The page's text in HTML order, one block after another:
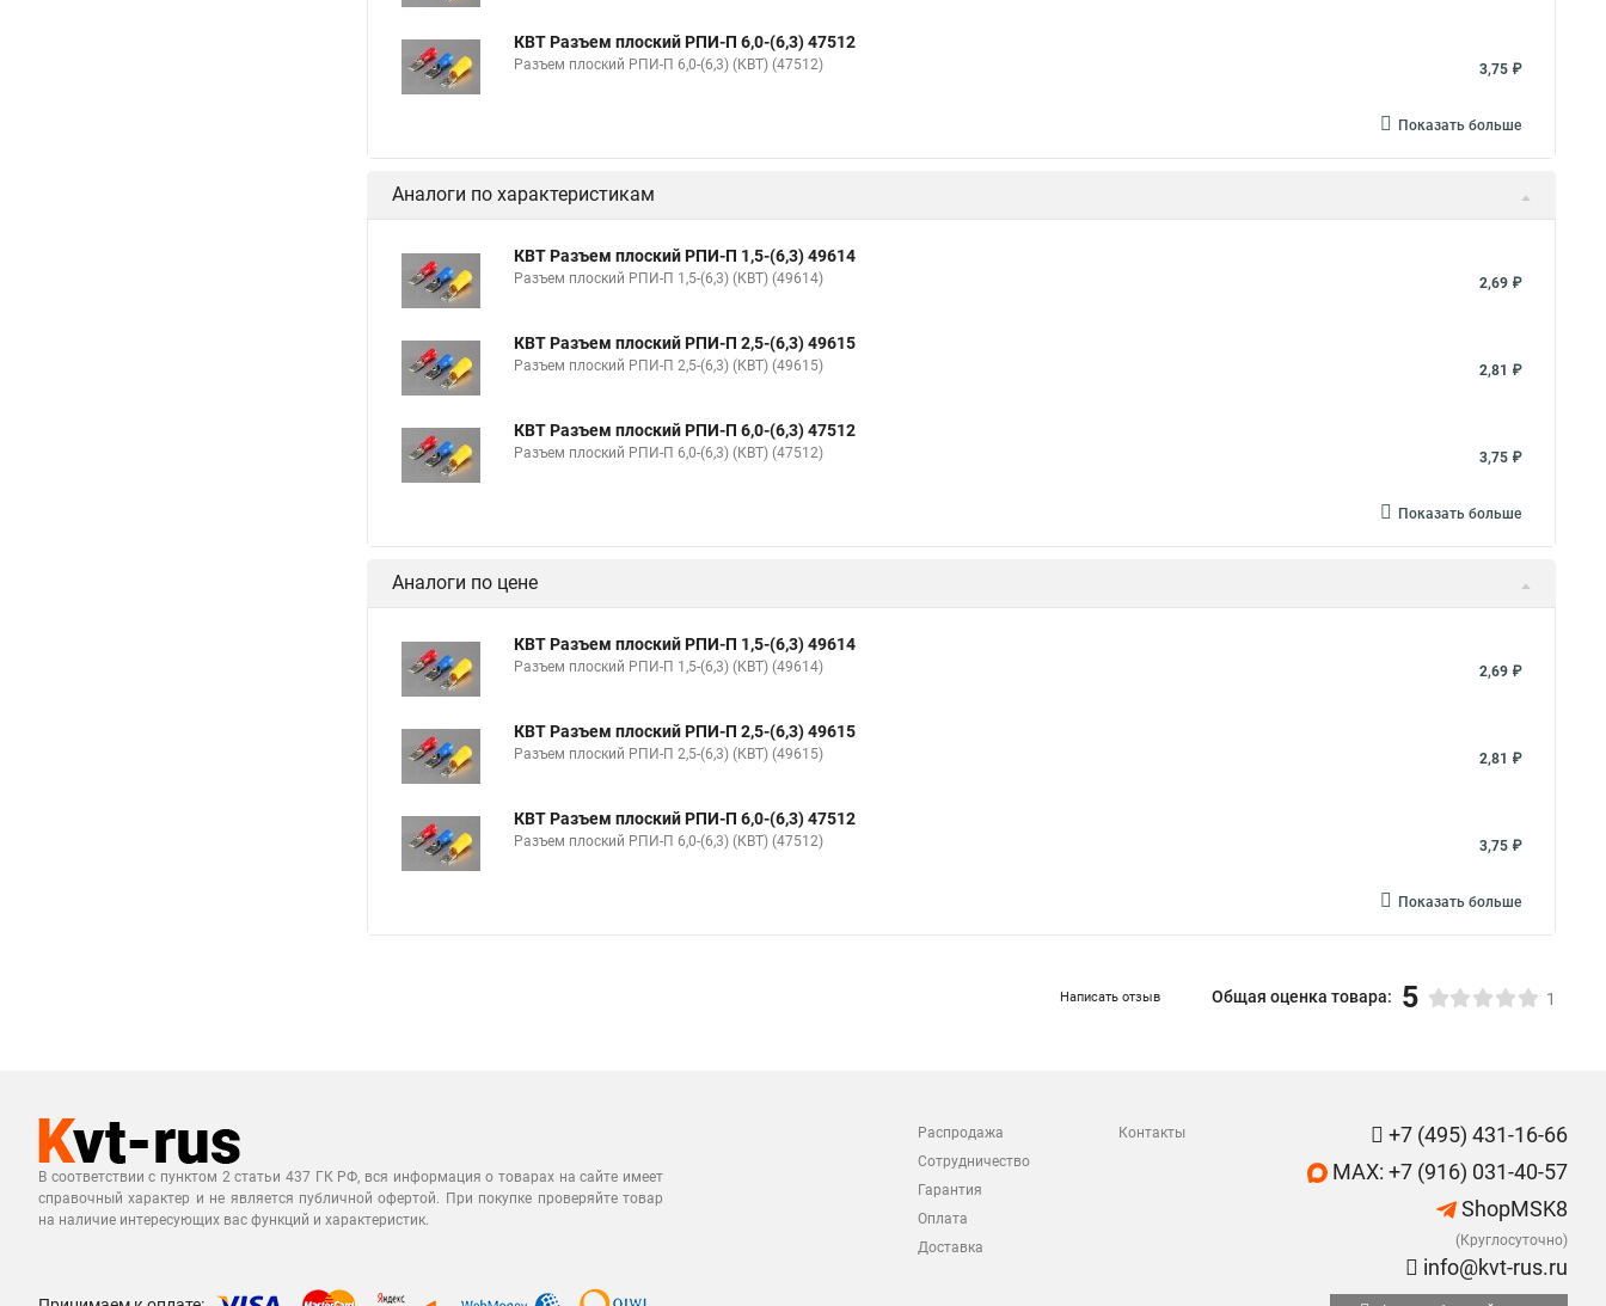
КВТ Разъем плоский РПИ-П 6,0-(6,3) 47512
Разъем плоский РПИ-П 6,0-(6,3) (КВТ) (47512) 3,75 ₽
Показать больше
Аналоги по характеристикам
КВТ Разъем плоский РПИ-П 1,5-(6,3) 49614
Разъем плоский РПИ-П 1,5-(6,3) (КВТ) (49614) 2,69 ₽
КВТ Разъем плоский РПИ-П 2,5-(6,3) 49615
Разъем плоский РПИ-П 2,5-(6,3) (КВТ) (49615) 2,81 ₽
КВТ Разъем плоский РПИ-П 6,0-(6,3) 47512
Разъем плоский РПИ-П 6,0-(6,3) (КВТ) (47512) 3,75 ₽
Показать больше
Аналоги по цене
КВТ Разъем плоский РПИ-П 1,5-(6,3) 49614
Разъем плоский РПИ-П 1,5-(6,3) (КВТ) (49614) 2,69 ₽
КВТ Разъем плоский РПИ-П 2,5-(6,3) 49615
Разъем плоский РПИ-П 2,5-(6,3) (КВТ) (49615) 2,81 ₽
КВТ Разъем плоский РПИ-П 6,0-(6,3) 47512
Разъем плоский РПИ-П 6,0-(6,3) (КВТ) (47512) 3,75 ₽
Показать больше
Написать отзыв Общая оценка товара: 5 1
В соответствии с пунктом 2 статьи 437 ГК РФ, вся информация о товарах на сайте имеет
справочный характер и не является публичной офертой. При покупке проверяйте товар
на наличие интересующих вас функций и характеристик.
Распродажа
Сотрудничество
Гарантия
Оплата
Доставка
Контакты
+7 (495) 431-16-66
MAX: +7 (916) 031-40-57
ShopMSK8
(Круглосуточно)
info@kvt-rus.ru